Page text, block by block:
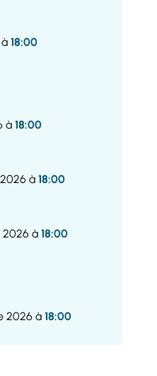
18:00
à 18:00
à 18:00
2026 à 18:00
2026 à 18:00